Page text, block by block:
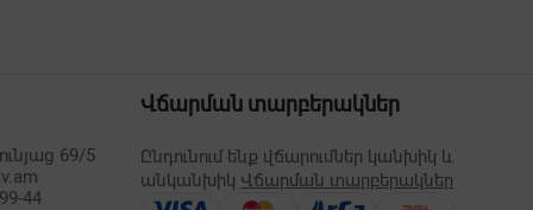
69/5
44
Վճարման տարբերակներ
Ընդունում ենք վճարումներ կանխիկ և
անկանխիկ Վճարման տարբերակներ